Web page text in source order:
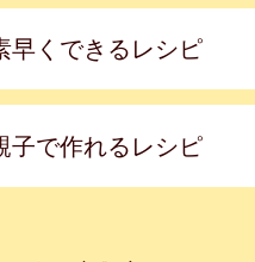
早くできるレシピ
子で作れるレシピ